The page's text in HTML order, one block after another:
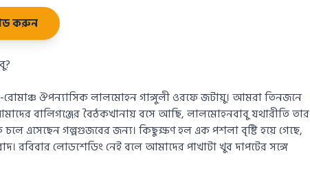
করুন
রোমাঞ্চ ঔপন্যাসিক লালমোহন গাঙ্গুলী ওরফে জটায়ু। আমরা তিনজনে
বালিগঞ্জের বৈঠকখানায় বসে আছি, লালমোহনবাবু যথারীতি তার
চলে এসেছেন গল্পগুজবের জন্য। কিছুক্ষণ হল এক পশলা বৃষ্টি হয়ে গেছে,
রবিবার লোডশেডিং নেই বলে আমাদের পাখাটা খুব দাপটের সঙ্গে